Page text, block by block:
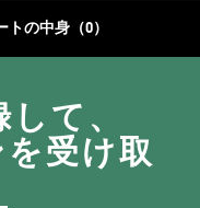
トの中身（0）
して、
を受け取